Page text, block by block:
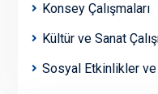
Konsey Çalışmaları
Kültür ve Sanat
Sosyal Etkinlikler ve